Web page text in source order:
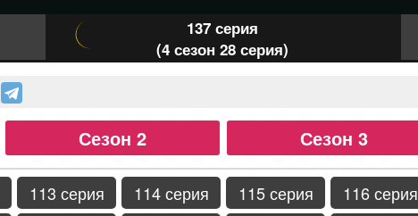
137 серия
(4 сезон 28 серия)
Сезон 2 Сезон 3
113 серия 114 серия 115 серия 116 серия